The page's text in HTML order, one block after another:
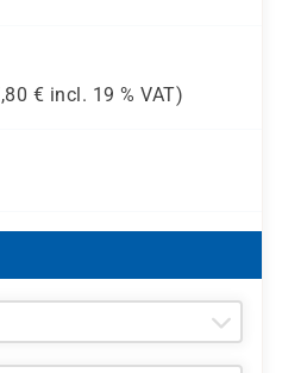
€ incl. 19 % VAT)